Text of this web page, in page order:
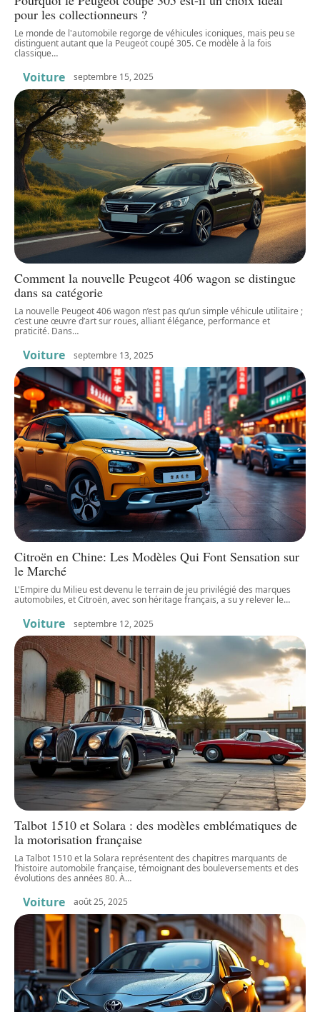
pour les collectionneurs ?
Le monde de l'automobile regorge de véhicules iconiques, mais peu se
distinguent autant que la Peugeot coupé 305. Ce modèle à la fois
classique…
Voiture septembre 15, 2025
Comment la nouvelle Peugeot 406 wagon se distingue
dans sa catégorie
La nouvelle Peugeot 406 wagon n’est pas qu’un simple véhicule utilitaire ;
c’est une œuvre d’art sur roues, alliant élégance, performance et
praticité. Dans…
Voiture septembre 13, 2025
Citroën en Chine: Les Modèles Qui Font Sensation sur
le Marché
L'Empire du Milieu est devenu le terrain de jeu privilégié des marques
automobiles, et Citroën, avec son héritage français, a su y relever le…
Voiture septembre 12, 2025
Talbot 1510 et Solara : des modèles emblématiques de
la motorisation française
La Talbot 1510 et la Solara représentent des chapitres marquants de
l’histoire automobile française, témoignant des bouleversements et des
évolutions des années 80. À…
Voiture août 25, 2025